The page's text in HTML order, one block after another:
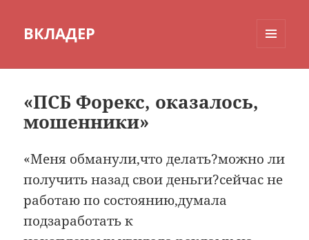
ВКЛАДЕР
«ПСБ Форекс, оказалось,
мошенники»
«Меня обманули,что делать?можно ли
получить назад свои деньги?сейчас не
работаю по состоянию,думала
подзаработать к